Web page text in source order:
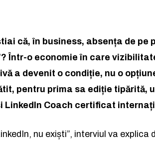
conectat la
Abonează-te la
conectat la
Abonează-te la
că, în business, absența de pe
Într-o economie în care
a devenit o condiție, nu o
pentru prima sa ediție tipărită,
LinkedIn Coach certificat
nu exiști”, interviul va